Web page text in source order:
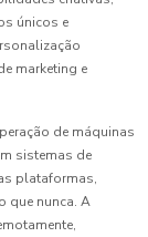
únicos e
marketing e
de máquinas
sistemas de
plataformas,
que nunca. A